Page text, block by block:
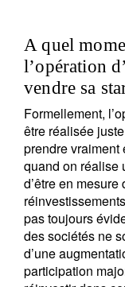
A quel
l’opération
vendre sa
Formellement,
être réalisée
prendre vraiment
quand on réalise
d’être en
pas toujours
des sociétés ne
d’une
participation
Pays de
Je ne suis pas
Vos
notrepolitique